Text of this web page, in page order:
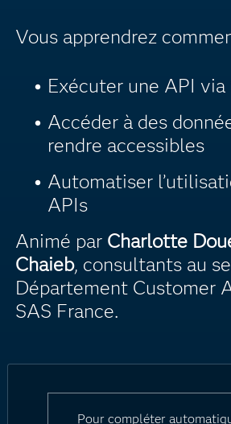
Vous apprendrez
Exécuter une API via
Accéder à des
rendre accessibles
Automatiser
APIs
Animé par Charlotte
Chaieb, consultants au
Département Customer
SAS France.
Pour compléter